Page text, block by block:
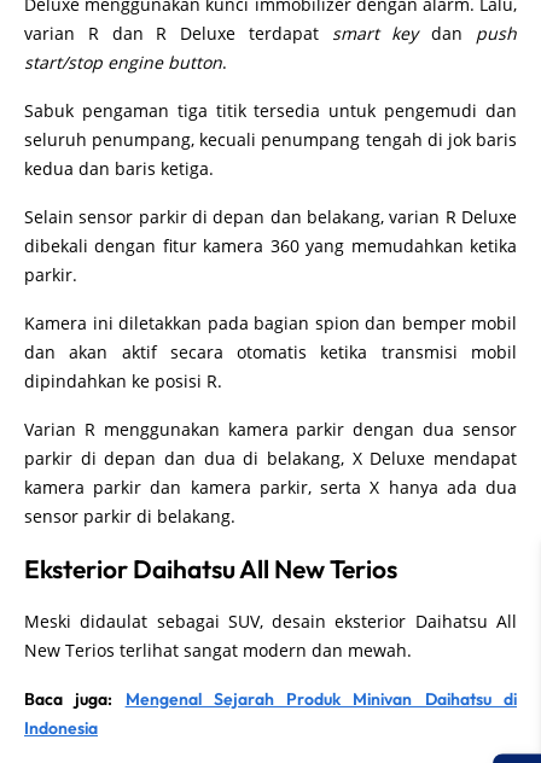
varian R dan R Deluxe terdapat smart keydan push
start/stop engine button.
Sabuk pengaman tiga titik tersedia untuk pengemudi dan
seluruh penumpang, kecuali penumpang tengah di jok baris
kedua dan baris ketiga.
Selain sensor parkir di depan dan belakang, varian R Deluxe
dibekali dengan fitur kamera 360 yang memudahkan ketika
parkir.
Kamera ini diletakkan pada bagian spion dan bemper mobil
dan akan aktif secara otomatis ketika transmisi mobil
dipindahkan ke posisi R.
Varian R menggunakan kamera parkir dengan dua sensor
parkir di depan dan dua di belakang, X Deluxe mendapat
kamera parkir dan kamera parkir, serta X hanya ada dua
sensor parkir di belakang.
Eksterior Daihatsu All New Terios
Meski didaulat sebagai SUV, desain eksterior Daihatsu All
New Terios terlihat sangat modern dan mewah.
Baca juga: Mengenal Sejarah Produk Minivan Daihatsu di
Indonesia